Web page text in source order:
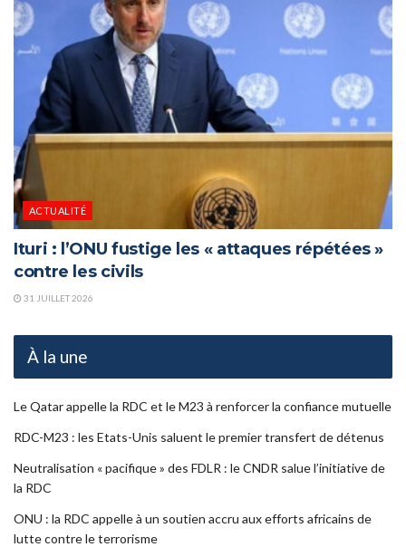
ACTUALITÉ
Ituri : l’ONU fustige les « attaques répétées »
contre les civils
31 JUILLET 2026
À la une
Le Qatar appelle la RDC et le M23 à renforcer la confiance mutuelle
RDC-M23 : les Etats-Unis saluent le premier transfert de détenus
Neutralisation « pacifique » des FDLR : le CNDR salue l’initiative de
la RDC
ONU : la RDC appelle à un soutien accru aux efforts africains de
lutte contre le terrorisme